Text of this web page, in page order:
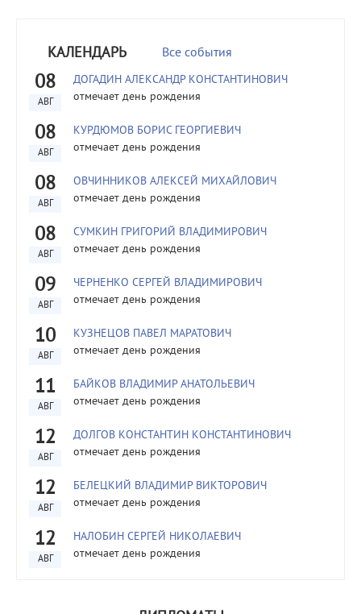
КАЛЕНДАРЬ Все события
08
АВГ
ДОГАДИН АЛЕКСАНДР КОНСТАНТИНОВИЧ
отмечает день рождения
08
АВГ
КУРДЮМОВ БОРИС ГЕОРГИЕВИЧ
отмечает день рождения
08
АВГ
ОВЧИННИКОВ АЛЕКСЕЙ МИХАЙЛОВИЧ
отмечает день рождения
08
АВГ
СУМКИН ГРИГОРИЙ ВЛАДИМИРОВИЧ
отмечает день рождения
09
АВГ
ЧЕРНЕНКО СЕРГЕЙ ВЛАДИМИРОВИЧ
отмечает день рождения
10
АВГ
КУЗНЕЦОВ ПАВЕЛ МАРАТОВИЧ
отмечает день рождения
11
АВГ
БАЙКОВ ВЛАДИМИР АНАТОЛЬЕВИЧ
отмечает день рождения
12
АВГ
ДОЛГОВ КОНСТАНТИН КОНСТАНТИНОВИЧ
отмечает день рождения
12
АВГ
БЕЛЕЦКИЙ ВЛАДИМИР ВИКТОРОВИЧ
отмечает день рождения
12
АВГ
НАЛОБИН СЕРГЕЙ НИКОЛАЕВИЧ
отмечает день рождения